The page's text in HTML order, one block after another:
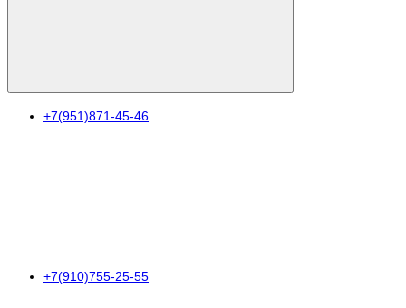
+7(951)871-45-46
+7(910)755-25-55